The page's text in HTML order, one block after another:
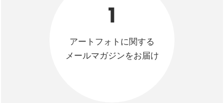
1
アートフォトに関する
メールマガジンをお届け